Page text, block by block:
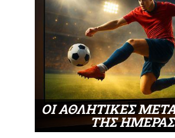
ΟΙ ΑΘΛΗΤΙΚΕΣ
ΤΗΣ ΗΜΕΡΑΣ